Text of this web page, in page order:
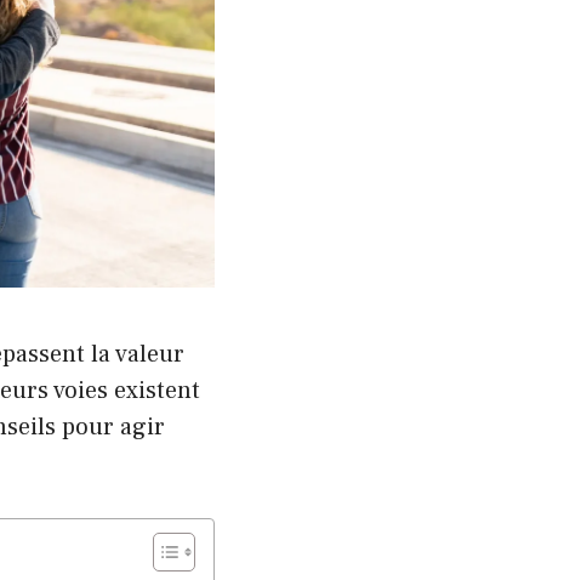
la valeur
voies existent
pour agir